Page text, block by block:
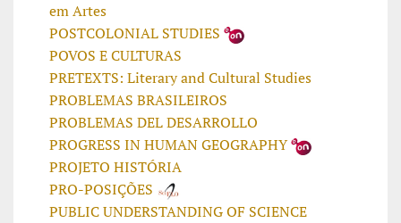
em Artes
POSTCOLONIAL STUDIES
POVOS E CULTURAS
PRETEXTS: Literary and Cultural Studies
PROBLEMAS BRASILEIROS
PROBLEMAS DEL DESARROLLO
PROGRESS IN HUMAN GEOGRAPHY
PROJETO HISTÓRIA
PRO-POSIÇÕES
PUBLIC UNDERSTANDING OF SCIENCE